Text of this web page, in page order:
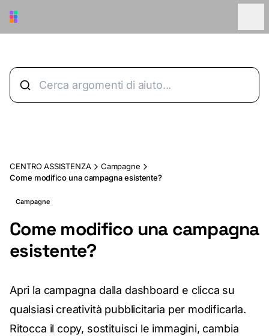
CENTRO ASSISTENZA
Campagne
Come modifico una campagna esistente?
Campagne
Come modifico una campagna
esistente?
Apri la campagna dalla dashboard e clicca su
qualsiasi creatività pubblicitaria per modificarla.
Ritocca il copy, sostituisci le immagini, cambia